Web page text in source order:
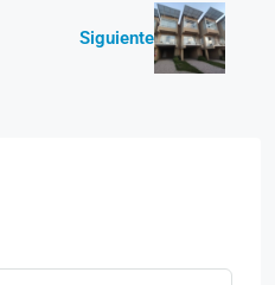
Siguiente